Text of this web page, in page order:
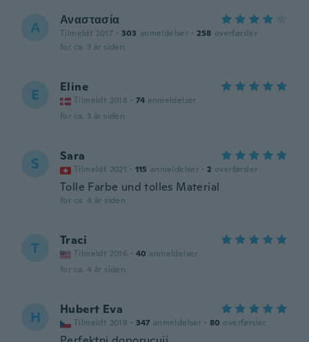
Α Αναστασία
Tilmeldt 2017 · 303 anmeldelser · 258 overførsler
for ca. 3 år siden
E Eline
Tilmeldt 2018 · 74 anmeldelser
for ca. 3 år siden
S Sara
Tilmeldt 2021 · 115 anmeldelser · 2 overførsler
Tolle Farbe und tolles Material
for ca. 4 år siden
T Traci
Tilmeldt 2016 · 40 anmeldelser
for ca. 4 år siden
H Hubert Eva
Tilmeldt 2019 · 347 anmeldelser · 80 overførsler